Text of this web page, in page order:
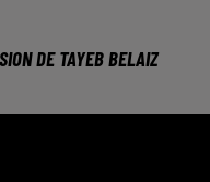
DE TAYEB BELAIZ